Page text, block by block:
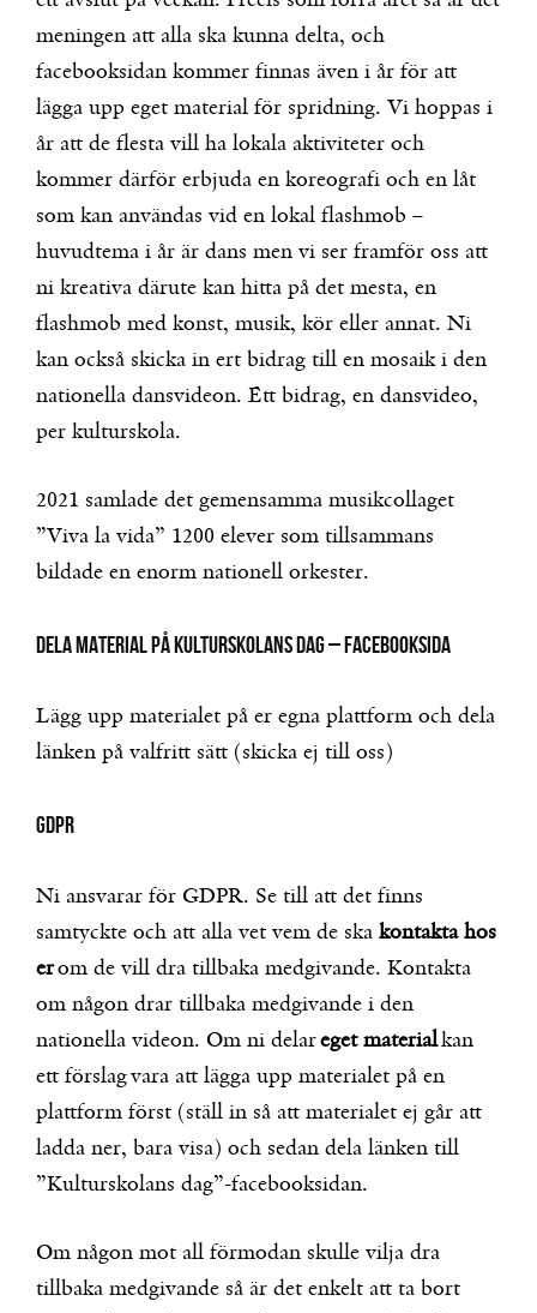
meningen att alla ska kunna delta, och
facebooksidan kommer finnas även i år för att
lägga upp eget material för spridning. Vi hoppas i
år att de flesta vill ha lokala aktiviteter och
kommer därför erbjuda en koreografi och en låt
som kan användas vid en lokal flashmob –
huvudtema i år är dans men vi ser framför oss att
ni kreativa därute kan hitta på det mesta, en
flashmob med konst, musik, kör eller annat. Ni
kan också skicka in ert bidrag till en mosaik i den
nationella dansvideon. Ett bidrag, en dansvideo,
per kulturskola.
2021 samlade det gemensamma musikcollaget
”Viva la vida” 1200 elever som tillsammans
bildade en enorm nationell orkester.
DELA MATERIAL PÅ KULTURSKOLANS DAG – FACEBOOKSIDA
Lägg upp materialet på er egna plattform och dela
länken på valfritt sätt (skicka ej till oss)
GDPR
Ni ansvarar för GDPR. Se till att det finns
samtyckte och att alla vet vem de ska kontakta hos
erom de vill dra tillbaka medgivande. Kontakta
om någon drar tillbaka medgivande i den
nationella videon. Om ni delareget materialkan
ett förslag vara att lägga upp materialet på en
plattform först (ställ in så att materialet ej går att
ladda ner, bara visa) och sedan dela länken till
”Kulturskolans dag”-facebooksidan.
Om någon mot all förmodan skulle vilja dra
tillbaka medgivande så är det enkelt att ta bort